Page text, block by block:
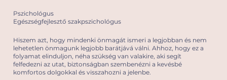
Pszichológus
Egészségfejlesztő szakpszichológus
Hiszem azt, hogy mindenki önmagát ismeri a legjobban és nem
lehetetlen önmagunk legjobb barátjává válni. Ahhoz, hogy ez a
folyamat elinduljon, néha szükség van valakire, aki segít
felfedezni az utat, biztonságban szembenézni a kevésbé
komfortos dolgokkal és visszahozni a jelenbe.